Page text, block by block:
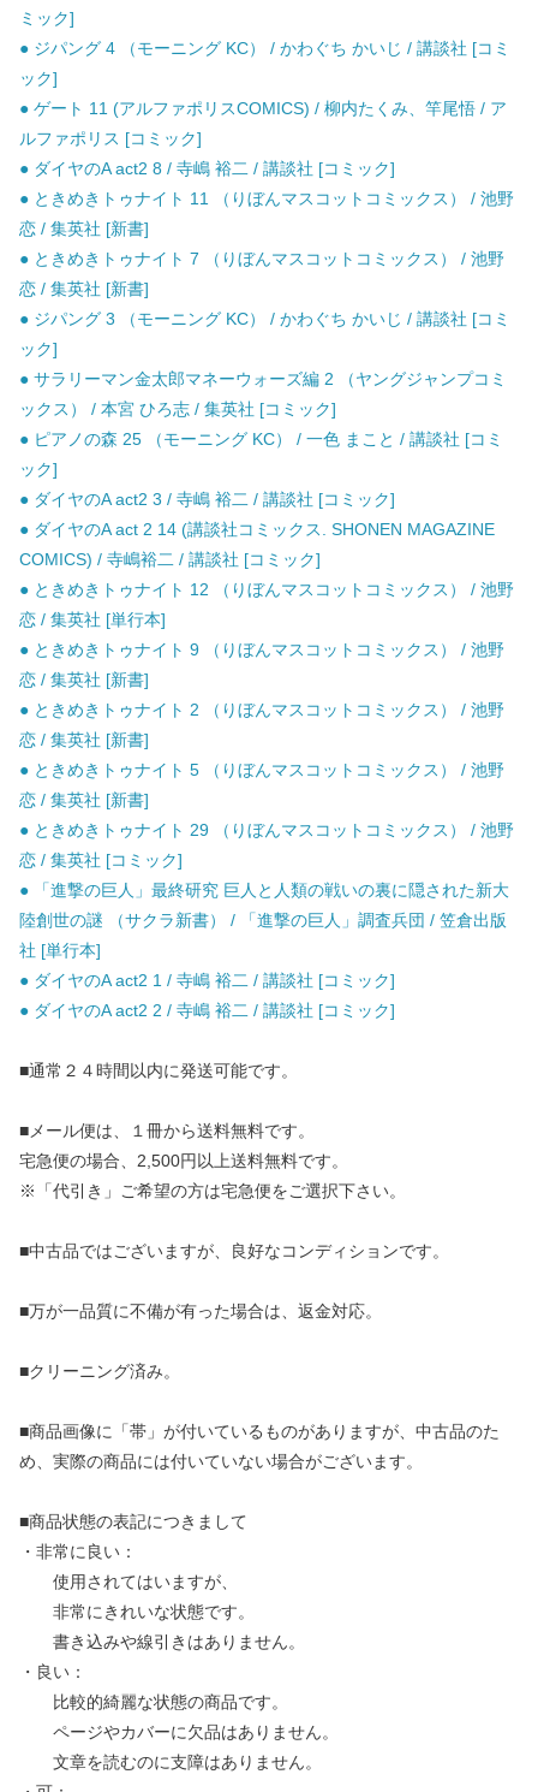
ミック]
● ジパング 4 （モーニング KC） / かわぐち かいじ / 講談社 [コミ
ック]
● ゲート 11 (アルファポリスCOMICS) / 柳内たくみ、竿尾悟 / ア
ルファポリス [コミック]
● ダイヤのA act2 8 / 寺嶋 裕二 / 講談社 [コミック]
● ときめきトゥナイト 11 （りぼんマスコットコミックス） / 池野
恋 / 集英社 [新書]
● ときめきトゥナイト 7 （りぼんマスコットコミックス） / 池野
恋 / 集英社 [新書]
● ジパング 3 （モーニング KC） / かわぐち かいじ / 講談社 [コミ
ック]
● サラリーマン金太郎マネーウォーズ編 2 （ヤングジャンプコミ
ックス） / 本宮 ひろ志 / 集英社 [コミック]
● ピアノの森 25 （モーニング KC） / 一色 まこと / 講談社 [コミ
ック]
● ダイヤのA act2 3 / 寺嶋 裕二 / 講談社 [コミック]
● ダイヤのA act 2 14 (講談社コミックス. SHONEN MAGAZINE
COMICS) / 寺嶋裕二 / 講談社 [コミック]
● ときめきトゥナイト 12 （りぼんマスコットコミックス） / 池野
恋 / 集英社 [単行本]
● ときめきトゥナイト 9 （りぼんマスコットコミックス） / 池野
恋 / 集英社 [新書]
● ときめきトゥナイト 2 （りぼんマスコットコミックス） / 池野
恋 / 集英社 [新書]
● ときめきトゥナイト 5 （りぼんマスコットコミックス） / 池野
恋 / 集英社 [新書]
● ときめきトゥナイト 29 （りぼんマスコットコミックス） / 池野
恋 / 集英社 [コミック]
● 「進撃の巨人」最終研究 巨人と人類の戦いの裏に隠された新大
陸創世の謎 （サクラ新書） / 「進撃の巨人」調査兵団 / 笠倉出版
社 [単行本]
● ダイヤのA act2 1 / 寺嶋 裕二 / 講談社 [コミック]
● ダイヤのA act2 2 / 寺嶋 裕二 / 講談社 [コミック]
■通常２４時間以内に発送可能です。
■メール便は、１冊から送料無料です。
宅急便の場合、2,500円以上送料無料です。
※「代引き」ご希望の方は宅急便をご選択下さい。
■中古品ではございますが、良好なコンディションです。
■万が一品質に不備が有った場合は、返金対応。
■クリーニング済み。
■商品画像に「帯」が付いているものがありますが、中古品のた
め、実際の商品には付いていない場合がございます。
■商品状態の表記につきまして
・非常に良い：
使用されてはいますが、
非常にきれいな状態です。
書き込みや線引きはありません。
・良い：
比較的綺麗な状態の商品です。
ページやカバーに欠品はありません。
文章を読むのに支障はありません。